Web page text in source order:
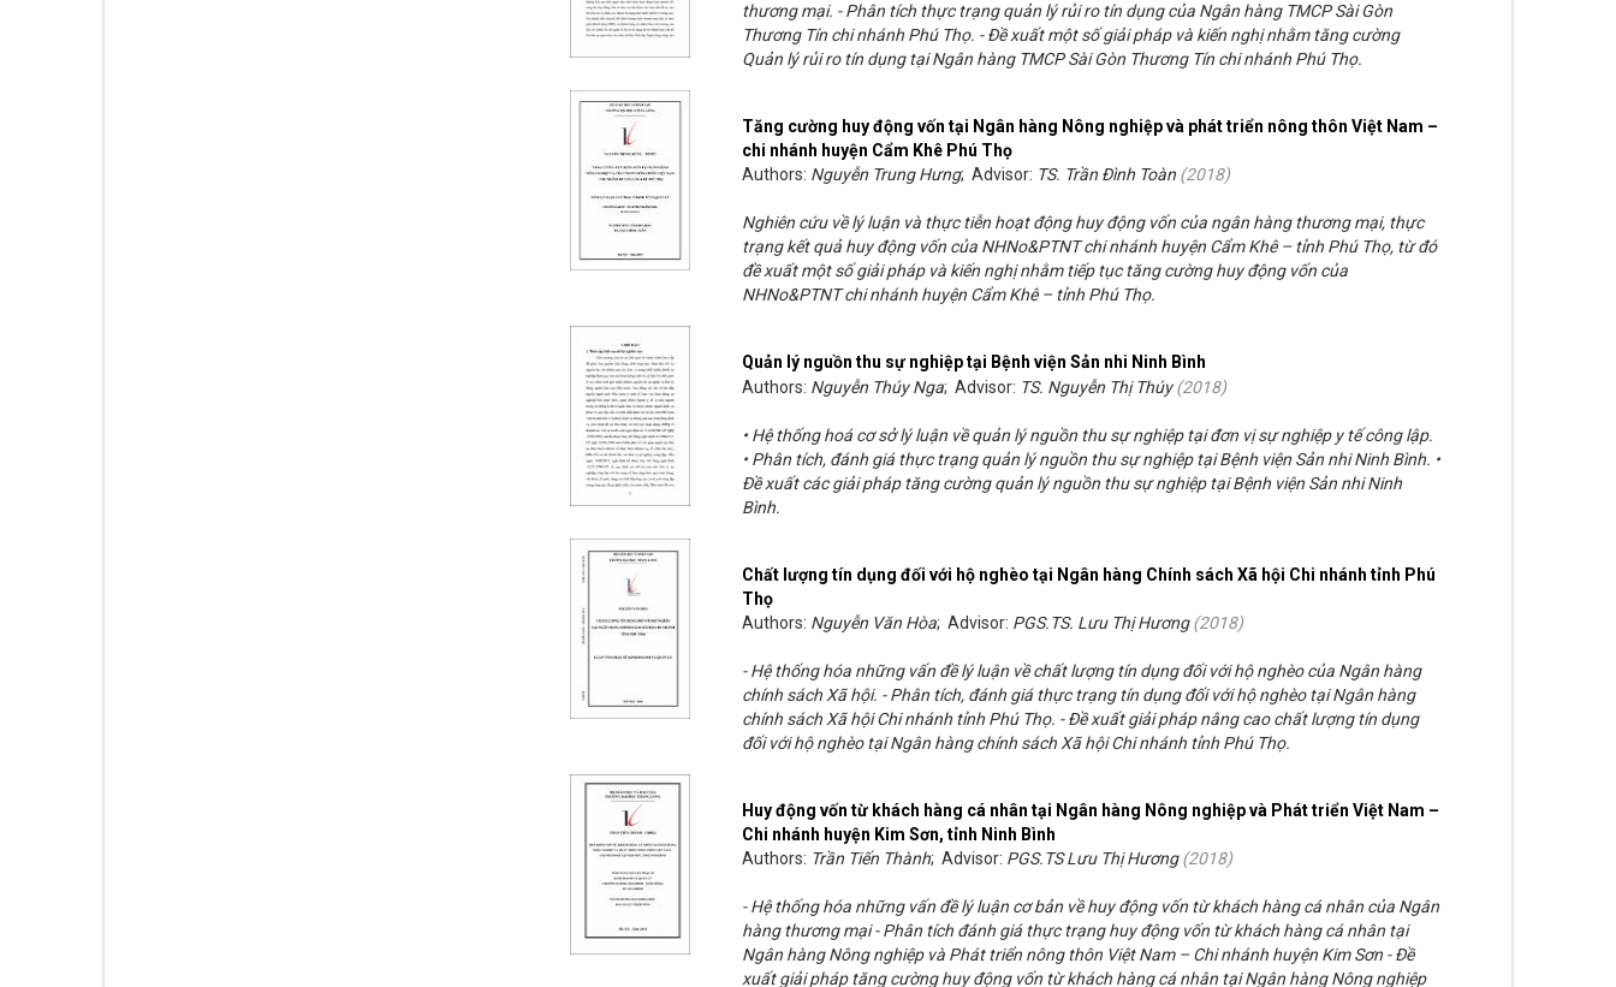
thương mại. - Phân tích thực trạng quản lý rủi ro tín dụng của Ngân hàng TMCP Sài Gòn
Thương Tín chi nhánh Phú Thọ. - Đề xuất một số giải pháp và kiến nghị nhằm tăng cường
Quản lý rủi ro tín dụng tại Ngân hàng TMCP Sài Gòn Thương Tín chi nhánh Phú Thọ.
Tăng cường huy động vốn tại Ngân hàng Nông nghiệp và phát triển nông thôn Việt Nam –
chi nhánh huyện Cẩm Khê Phú Thọ
Authors: Nguyễn Trung Hưng; Advisor: TS. Trần Đình Toàn (2018)
Nghiên cứu về lý luận và thực tiễn hoạt động huy động vốn của ngân hàng thương mại, thực
trạng kết quả huy động vốn của NHNo&PTNT chi nhánh huyện Cẩm Khê – tỉnh Phú Thọ, từ đó
đề xuất một số giải pháp và kiến nghị nhằm tiếp tục tăng cường huy động vốn của
NHNo&PTNT chi nhánh huyện Cẩm Khê – tỉnh Phú Thọ.
Quản lý nguồn thu sự nghiệp tại Bệnh viện Sản nhi Ninh Bình
Authors: Nguyễn Thúy Nga; Advisor: TS. Nguyễn Thị Thúy(2018)
• Hệ thống hoá cơ sở lý luận về quản lý nguồn thu sự nghiệp tại đơn vị sự nghiệp y tế công lập.
• Phân tích, đánh giá thực trạng quản lý nguồn thu sự nghiệp tại Bệnh viện Sản nhi Ninh Bình. •
Đề xuất các giải pháp tăng cường quản lý nguồn thu sự nghiệp tại Bệnh viện Sản nhi Ninh
Bình.
Chất lượng tín dụng đối với hộ nghèo tại Ngân hàng Chính sách Xã hội Chi nhánh tỉnh Phú
Thọ
Authors: Nguyễn Văn Hòa; Advisor: PGS.TS. Lưu Thị Hương(2018)
- Hệ thống hóa những vấn đề lý luận về chất lượng tín dụng đối với hộ nghèo của Ngân hàng
chính sách Xã hội. - Phân tích, đánh giá thực trạng tín dụng đối với hộ nghèo tại Ngân hàng
chính sách Xã hội Chi nhánh tỉnh Phú Thọ. - Đề xuất giải pháp nâng cao chất lượng tín dụng
đối với hộ nghèo tại Ngân hàng chính sách Xã hội Chi nhánh tỉnh Phú Thọ.
Huy động vốn từ khách hàng cá nhân tại Ngân hàng Nông nghiệp và Phát triển Việt Nam –
Chi nhánh huyện Kim Sơn, tỉnh Ninh Bình
Authors: Trần Tiến Thành; Advisor: PGS.TS Lưu Thị Hương(2018)
- Hệ thống hóa những vấn đề lý luận cơ bản về huy động vốn từ khách hàng cá nhân của Ngân
hàng thương mại - Phân tích đánh giá thực trạng huy động vốn từ khách hàng cá nhân tại
Ngân hàng Nông nghiệp và Phát triển nông thôn Việt Nam – Chi nhánh huyện Kim Sơn - Đề
xuất giải pháp tăng cường huy động vốn từ khách hàng cá nhân tại Ngân hàng Nông nghiệp